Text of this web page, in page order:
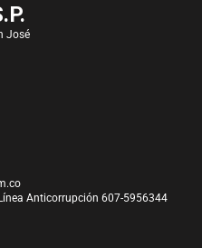
José
Anticorrupción 607-5956344